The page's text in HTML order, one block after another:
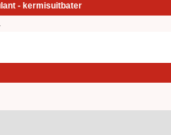
- kermisuitbater